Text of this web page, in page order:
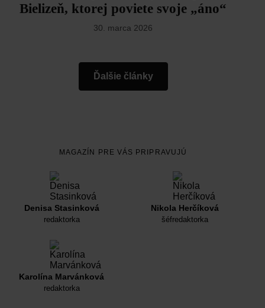
Bielizeň, ktorej poviete svoje „áno“
30. marca 2026
Ďalšie články
MAGAZÍN PRE VÁS PRIPRAVUJÚ
Denisa Stasinková
redaktorka
Nikola Herčíková
šéfredaktorka
Karolína Marvánková
redaktorka